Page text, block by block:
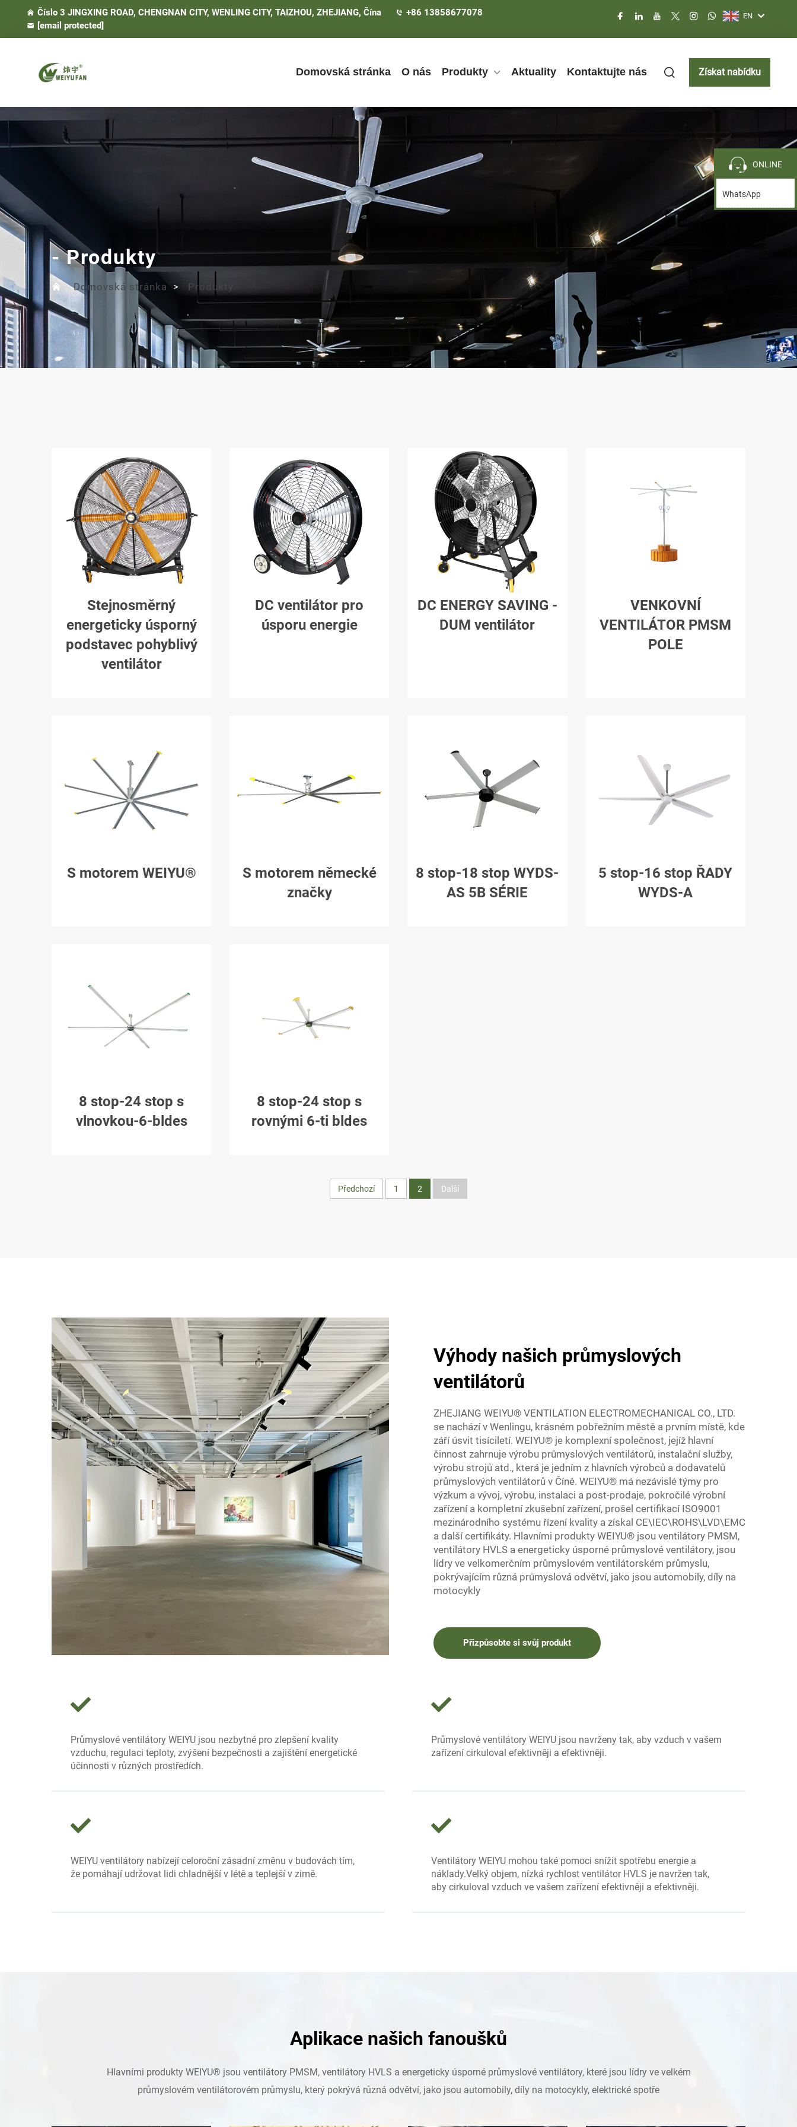
Číslo 3 JINGXING ROAD, CHENGNAN CITY, WENLING CITY, TAIZHOU, ZHEJIANG, Čína
+86 13858677078
[email protected]
EN
Domovská stránka O nás Produkty Aktuality Kontaktujte nás Získat nabídku
- Produkty
Domovská stránka > Produkty
Stejnosměrný
energeticky úsporný
podstavec pohyblivý
ventilátor
DC ventilátor pro
úsporu energie
DC ENERGY SAVING -
DUM ventilátor
VENKOVNÍ
VENTILÁTOR PMSM
POLE
S motorem WEIYU®
S motorem německé
značky
8 stop-18 stop WYDS-
AS 5B SÉRIE
5 stop-16 stop ŘADY
WYDS-A
8 stop-24 stop s
vlnovkou-6-bldes
8 stop-24 stop s
rovnými 6-ti bldes
Předchozí 1 2 Další
Výhody našich průmyslových
ventilátorů
ZHEJIANG WEIYU® VENTILATION ELECTROMECHANICAL CO., LTD.
se nachází v Wenlingu, krásném pobřežním městě a prvním místě, kde
září úsvit tisíciletí. WEIYU® je komplexní společnost, jejíž hlavní
činnost zahrnuje výrobu průmyslových ventilátorů, instalační služby,
výrobu strojů atd., která je jedním z hlavních výrobců a dodavatelů
průmyslových ventilátorů v Číně. WEIYU® má nezávislé týmy pro
výzkum a vývoj, výrobu, instalaci a post-prodaje, pokročilé výrobní
zařízení a kompletní zkušební zařízení, prošel certifikací ISO9001
mezinárodního systému řízení kvality a získal CE\IEC\ROHS\LVD\EMC
a další certifikáty. Hlavními produkty WEIYU® jsou ventilátory PMSM,
ventilátory HVLS a energeticky úsporné průmyslové ventilátory, jsou
lídry ve velkomerčním průmyslovém ventilátorském průmyslu,
pokrývajícím různá průmyslová odvětví, jako jsou automobily, díly na
motocykly
Přizpůsobte si svůj produkt
Průmyslové ventilátory WEIYU jsou nezbytné pro zlepšení kvality
vzduchu, regulaci teploty, zvýšení bezpečnosti a zajištění energetické
účinnosti v různých prostředích.
Průmyslové ventilátory WEIYU jsou navrženy tak, aby vzduch v vašem
zařízení cirkuloval efektivněji a efektivněji.
WEIYU ventilátory nabízejí celoroční zásadní změnu v budovách tím,
že pomáhají udržovat lidi chladnější v létě a teplejší v zimě.
Ventilátory WEIYU mohou také pomoci snížit spotřebu energie a
náklady.Velký objem, nízká rychlost ventilátor HVLS je navržen tak,
aby cirkuloval vzduch ve vašem zařízení efektivněji a efektivněji.
Aplikace našich fanoušků
Hlavními produkty WEIYU® jsou ventilátory PMSM, ventilátory HVLS a energeticky úsporné průmyslové ventilátory, které jsou lídry ve velkém
průmyslovém ventilátorovém průmyslu, který pokrývá různá odvětví, jako jsou automobily, díly na motocykly, elektrické spotře
ONLINE
WhatsApp